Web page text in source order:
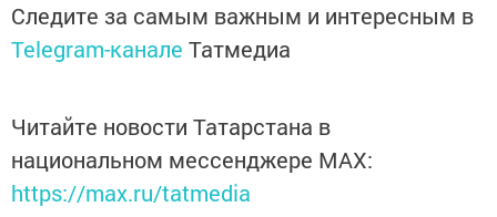
Следите за самым важным и интересным в
Telegram-канале Татмедиа
Читайте новости Татарстана в
национальном мессенджере MАХ:
https://max.ru/tatmedia